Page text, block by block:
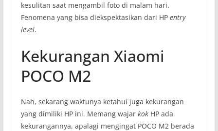
kesulitan saat mengambil foto di malam hari.
Fenomena yang bisa diekspektasikan dari HP entry
level.
Kekurangan Xiaomi
POCO M2
Nah, sekarang waktunya ketahui juga kekurangan
yang dimiliki HP ini. Memang wajar kokHP ada
kekurangannya, apalagi mengingat POCO M2 berada